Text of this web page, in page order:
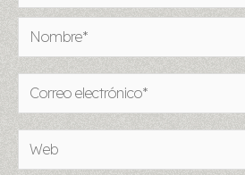
Nombre*
Correo
electrónico*
Web